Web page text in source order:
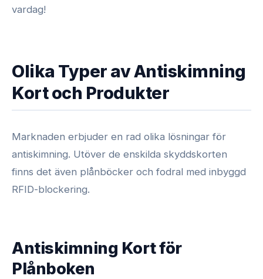
vardag!
Olika Typer av Antiskimning
Kort och Produkter
Marknaden erbjuder en rad olika lösningar för
antiskimning. Utöver de enskilda skyddskorten
finns det även plånböcker och fodral med inbyggd
RFID-blockering.
Antiskimning Kort för
Plånboken